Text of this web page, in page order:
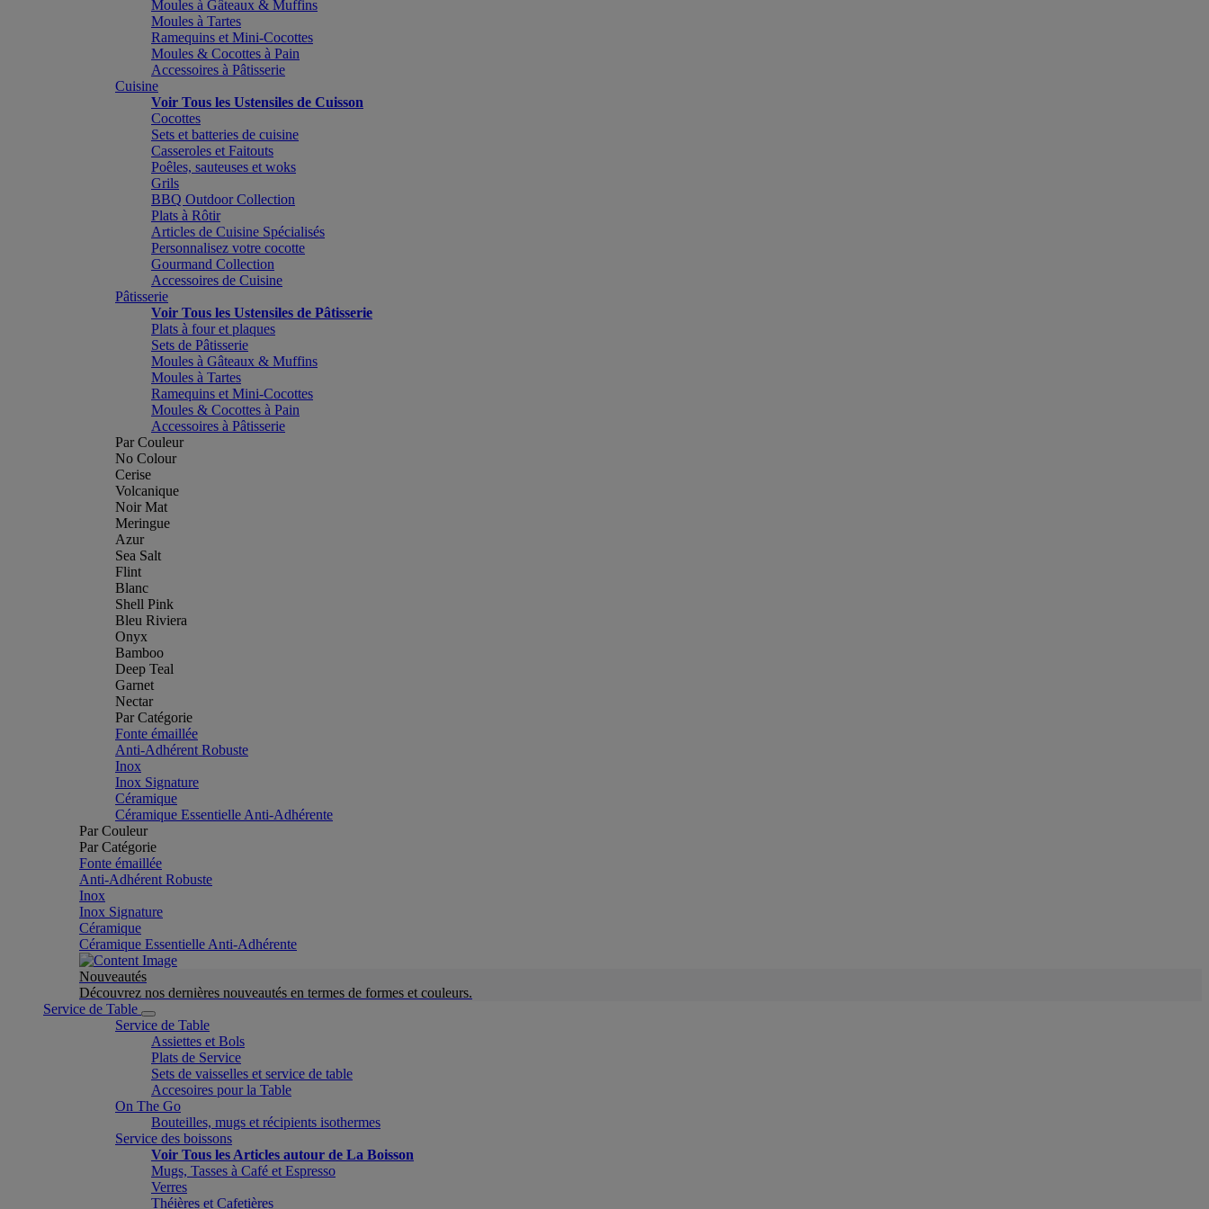
Moules à Gâteaux & Muffins
Moules à Tartes
Ramequins et Mini-Cocottes
Moules & Cocottes à Pain
Accessoires à Pâtisserie
Cuisine
Voir Tous les Ustensiles de Cuisson
Cocottes
Sets et batteries de cuisine
Casseroles et Faitouts
Poêles, sauteuses et woks
Grils
BBQ Outdoor Collection
Plats à Rôtir
Articles de Cuisine Spécialisés
Personnalisez votre cocotte
Gourmand Collection
Accessoires de Cuisine
Pâtisserie
Voir Tous les Ustensiles de Pâtisserie
Plats à four et plaques
Sets de Pâtisserie
Moules à Gâteaux & Muffins
Moules à Tartes
Ramequins et Mini-Cocottes
Moules & Cocottes à Pain
Accessoires à Pâtisserie
Par Couleur
No Colour
Cerise
Volcanique
Noir Mat
Meringue
Azur
Sea Salt
Flint
Blanc
Shell Pink
Bleu Riviera
Onyx
Bamboo
Deep Teal
Garnet
Nectar
Par Catégorie
Fonte émaillée
Anti-Adhérent Robuste
Inox
Inox Signature
Céramique
Céramique Essentielle Anti-Adhérente
Par Couleur
Par Catégorie
Fonte émaillée
Anti-Adhérent Robuste
Inox
Inox Signature
Céramique
Céramique Essentielle Anti-Adhérente
Nouveautés
Découvrez nos dernières nouveautés en termes de formes et couleurs.
Service de Table
Service de Table
Assiettes et Bols
Plats de Service
Sets de vaisselles et service de table
Accesoires pour la Table
On The Go
Bouteilles, mugs et récipients isothermes
Service des boissons
Voir Tous les Articles autour de La Boisson
Mugs, Tasses à Café et Espresso
Verres
Théières et Cafetières